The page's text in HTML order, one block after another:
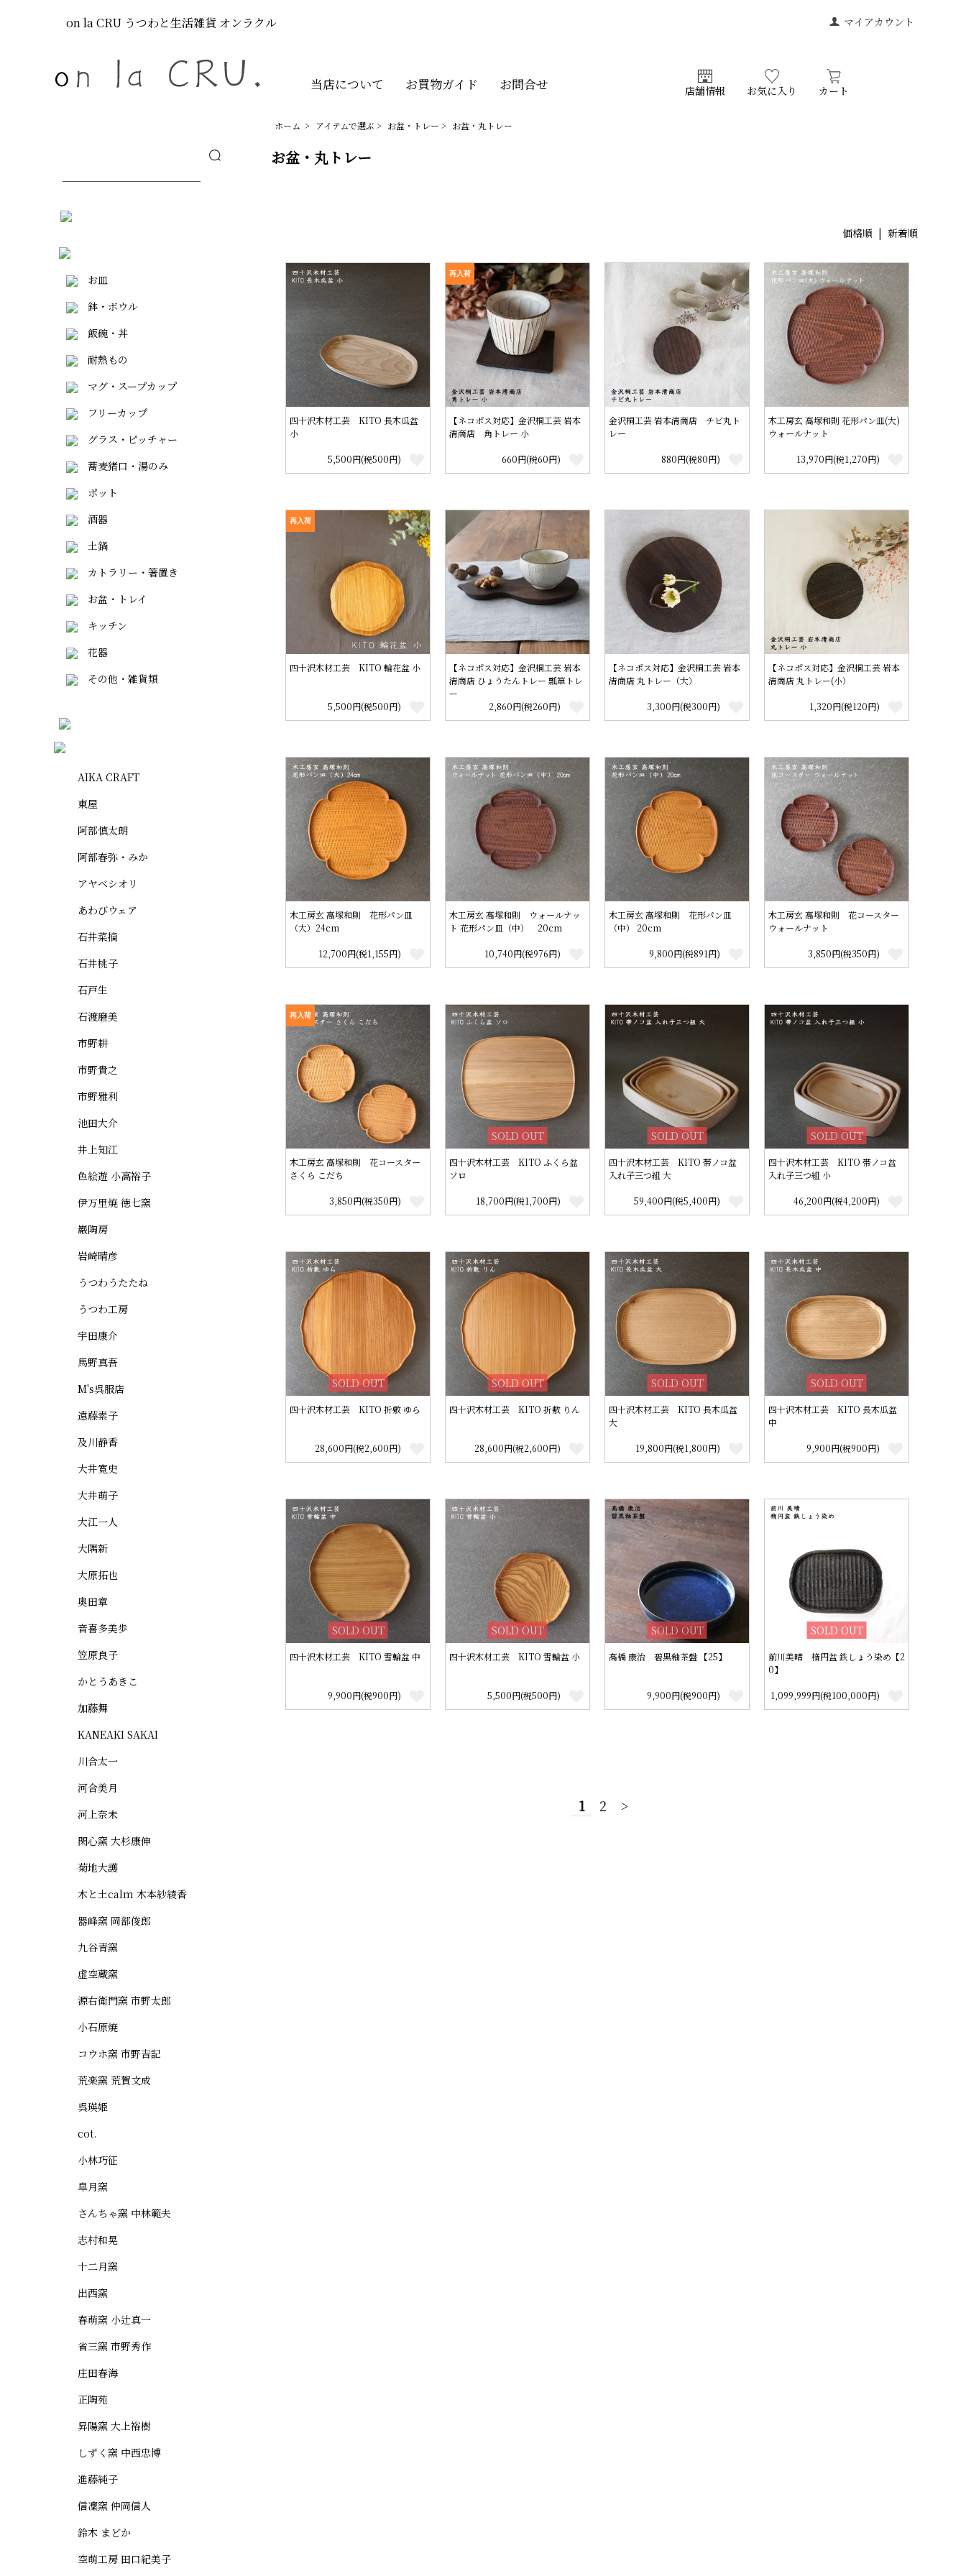
マイアカウント
on la CRU うつわと生活雑貨 オンラクル
当店について お買物ガイド お問合せ 店舗情報 お気に入り カート
ホーム > アイテムで選ぶ > お盆・トレー > お盆・丸トレー
お盆・丸トレー
価格順 | 新着順
四十沢木材工芸 KITO 長木瓜盆
小
5,500円(税500円)
再入荷
【ネコポス対応】金沢桐工芸 岩本
清商店 角トレー 小
660円(税60円)
金沢桐工芸 岩本清商店 チビ丸ト
レー
880円(税80円)
木工房玄 高塚和則 花形パン皿(大)
ウォールナット
13,970円(税1,270円)
再入荷
四十沢木材工芸 KITO 輪花盆 小
5,500円(税500円)
【ネコポス対応】金沢桐工芸 岩本
清商店 ひょうたんトレー 瓢箪トレ
ー
2,860円(税260円)
【ネコポス対応】金沢桐工芸 岩本
清商店 丸トレー（大）
3,300円(税300円)
【ネコポス対応】金沢桐工芸 岩本
清商店 丸トレー(小）
1,320円(税120円)
木工房玄 高塚和則 花形パン皿
（大）24cm
12,700円(税1,155円)
木工房玄 高塚和則 ウォールナッ
ト 花形パン皿（中） 20cm
10,740円(税976円)
木工房玄 高塚和則 花形パン皿
（中） 20cm
9,800円(税891円)
木工房玄 高塚和則 花コースター
ウォールナット
3,850円(税350円)
再入荷
木工房玄 高塚和則 花コースター
さくら こだち
3,850円(税350円)
SOLD OUT
四十沢木材工芸 KITO ふくら盆
ソロ
18,700円(税1,700円)
SOLD OUT
四十沢木材工芸 KITO 帯ノコ盆
入れ子三つ組 大
59,400円(税5,400円)
SOLD OUT
四十沢木材工芸 KITO 帯ノコ盆
入れ子三つ組 小
46,200円(税4,200円)
SOLD OUT
四十沢木材工芸 KITO 折敷 ゆら
28,600円(税2,600円)
SOLD OUT
四十沢木材工芸 KITO 折敷 りん
28,600円(税2,600円)
SOLD OUT
四十沢木材工芸 KITO 長木瓜盆
大
19,800円(税1,800円)
SOLD OUT
四十沢木材工芸 KITO 長木瓜盆
中
9,900円(税900円)
SOLD OUT
四十沢木材工芸 KITO 雪輪盆 中
9,900円(税900円)
SOLD OUT
四十沢木材工芸 KITO 雪輪盆 小
5,500円(税500円)
SOLD OUT
高橋 康治 碧黒釉茶盤 【25】
9,900円(税900円)
SOLD OUT
前川美晴 楕円盆 鉄しょう染め【2
0】
1,099,999円(税100,000円)
1 2 >
お皿
鉢・ボウル
飯碗・丼
耐熱もの
マグ・スープカップ
フリーカップ
グラス・ピッチャー
蕎麦猪口・湯のみ
ポット
酒器
土鍋
カトラリー・箸置き
お盆・トレイ
キッチン
花器
その他・雑貨類
AIKA CRAFT
東屋
阿部慎太朗
阿部春弥・みか
アヤベシオリ
あわびウェア
石井菜摘
石井桃子
石戸生
石渡磨美
市野耕
市野貴之
市野雅利
池田大介
井上知江
色絵遊 小高裕子
伊万里焼 徳七窯
巌陶房
岩崎晴彦
うつわうたたね
うつわ工房
宇田康介
馬野真吾
M's呉服店
遠藤素子
及川静香
大井寛史
大井萌子
大江一人
大隅新
大原拓也
奥田章
音喜多美歩
笠原良子
かとうあきこ
加藤舞
KANEAKI SAKAI
川合太一
河合美月
河上奈未
閑心窯 大杉康伸
菊地大護
木と土calm 木本紗綾香
器峰窯 岡部俊郎
九谷青窯
虚空蔵窯
源右衛門窯 市野太郎
小石原焼
コウホ窯 市野吉記
荒楽窯 荒賀文成
呉瑛姫
cot.
小林巧征
皐月窯
さんちゃ窯 中林範夫
志村和晃
十二月窯
出西窯
春萌窯 小辻真一
省三窯 市野秀作
庄田春海
正陶苑
昇陽窯 大上裕樹
しずく窯 中西忠博
進藤純子
信凜窯 仲岡信人
鈴木 まどか
空萌工房 田口紀美子